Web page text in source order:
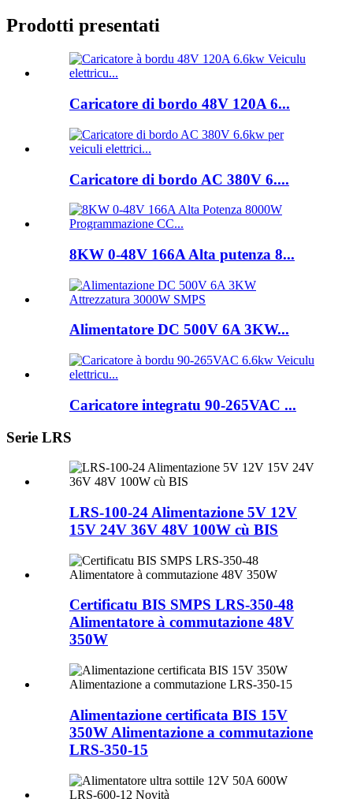
Prodotti presentati
Caricatore di bordo 48V 120A 6...
Caricatore di bordo AC 380V 6....
8KW 0-48V 166A Alta putenza 8...
Alimentatore DC 500V 6A 3KW...
Caricatore integratu 90-265VAC ...
Serie LRS
LRS-100-24 Alimentazione 5V 12V
15V 24V 36V 48V 100W cù BIS
Certificatu BIS SMPS LRS-350-48
Alimentatore à commutazione 48V
350W
Alimentazione certificata BIS 15V
350W Alimentazione a commutazione
LRS-350-15